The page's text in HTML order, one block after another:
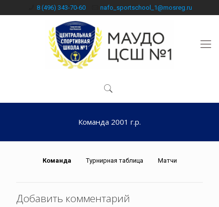
8 (496) 343-70-60 nafo_sportschool_1@mosreg.ru
Команда 2001 г.р.
Команда Турнирная таблица Матчи
Добавить комментарий